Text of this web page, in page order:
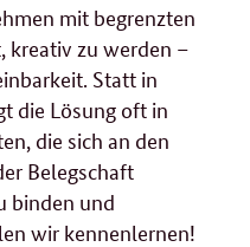
mit begrenzten
kreativ zu werden –
Statt in
die Lösung oft in
die sich an den
Belegschaft
binden und
wir kennenlernen!